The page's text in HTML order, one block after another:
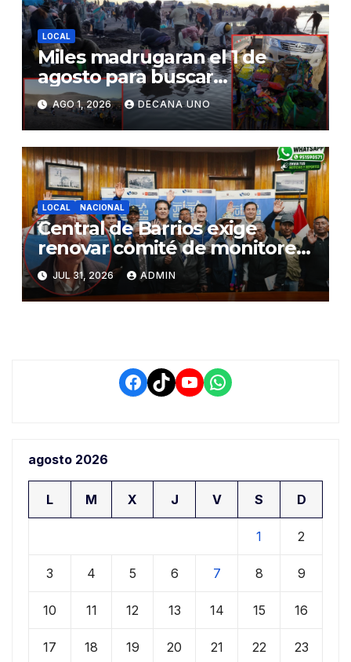
LOCAL
Miles madrugaran el 1 de
agosto para buscar
piedrecillas en los ríos y
realizar la challa por la
riqueza y la prosperidad
AGO 1, 2026 DECANA UNO
LOCAL NACIONAL
Central de Barrios exige
renovar comité de monitoreo
del PIAA por presuntos
conflictos de interés y
retrasos
JUL 31, 2026 ADMIN
Facebook
TikTokYouTube
WhatsApp
agosto 2026
L M X J V S D
1 2
3 4 5 6 7 8 9
10 11 12 13 14 15 16
17 18 19 20 21 22 23